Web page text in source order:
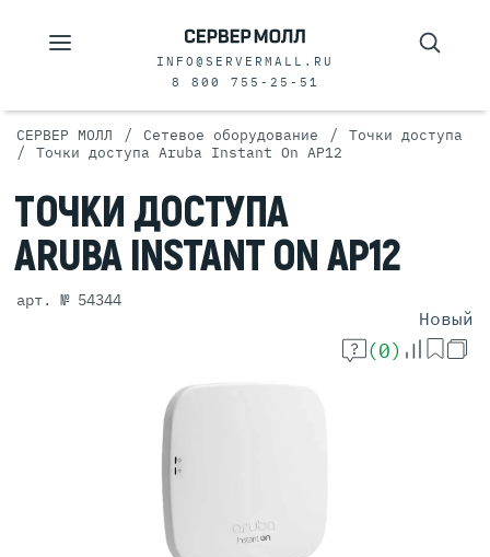
INFO@SERVERMALL.RU
8 800 755-25-51
СЕРВЕР МОЛЛ / Сетевое оборудование / Точки доступа
/ Точки доступа Aruba Instant On AP12
ТОЧКИ ДОСТУПА
ARUBA INSTANTON AP12
арт. № 54344
Новый
(0)